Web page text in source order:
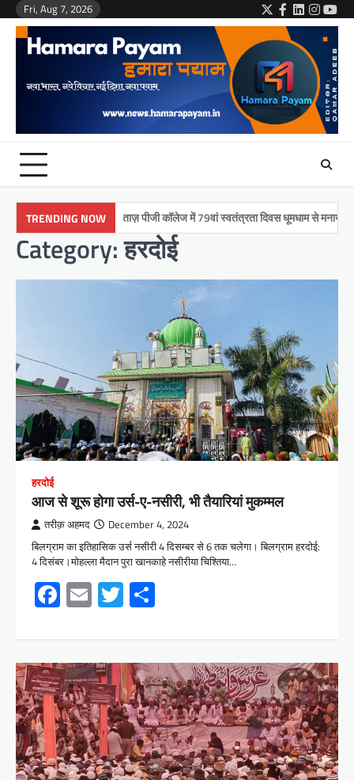
Skip
content
Fri, Aug 7, 2026 Twitter
Facebook
LinkedIn
TRENDING NOW
मुमताज़ पीजी कॉलेज में 79वां स्वतंत्रता दिवस धूमधाम से मनाया गया
Category:हरदोई
हरदोई
आज से शूरू होगा उर्स-ए-नसीरी, भी तैयारियां मुकम्मल
तरीक़ अहमद December 4, 2024
बिलग्राम का इतिहासिक उर्स नसीरी 4 दिसम्बर से 6 तक चलेगा। बिलग्राम हरदोई:
4 दिसंबर।मोहल्ला मैदान पुरा खानकाहे नसीरीया चिश्तिया…
Facebook
EmailTwitter